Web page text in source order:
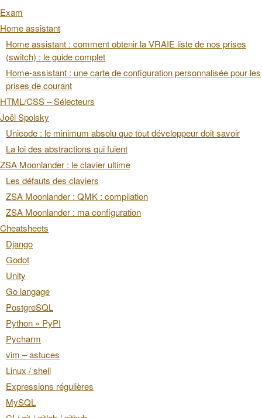
Exam
Home assistant
Home assistant : comment obtenir la VRAIE liste de nos prises
(switch) : le guide complet
Home-assistant : une carte de configuration personnalisée pour les
prises de courant
HTML/CSS – Sélecteurs
Joël Spolsky
Unicode : le minimum absolu que tout développeur doit savoir
La loi des abstractions qui fuient
ZSA Moonlander : le clavier ultime
Les défauts des claviers
ZSA Moonlander : QMK : compilation
ZSA Moonlander : ma configuration
Cheatsheets
Django
Godot
Unity
Go langage
PostgreSQL
Python » PyPI
Pycharm
vim – astuces
Linux / shell
Expressions régulières
MySQL